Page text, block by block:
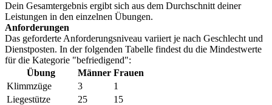
Dein Gesamtergebnis ergibt sich aus dem Durchschnitt deiner
Leistungen in den einzelnen Übungen.
Anforderungen
Das geforderte Anforderungsniveau variiert je nach Geschlecht und
Dienstposten. In der folgenden Tabelle findest du die Mindestwerte
für die Kategorie "befriedigend":
Übung
Männer Frauen
Klimmzüge
3
1
Liegestütze
25
15